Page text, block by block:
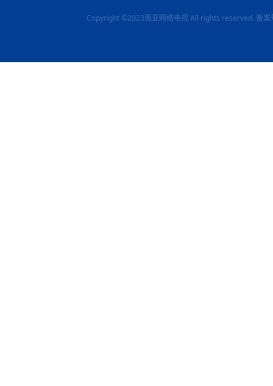
Copyright ©2023南亚网络电视 All rights reserved. 备